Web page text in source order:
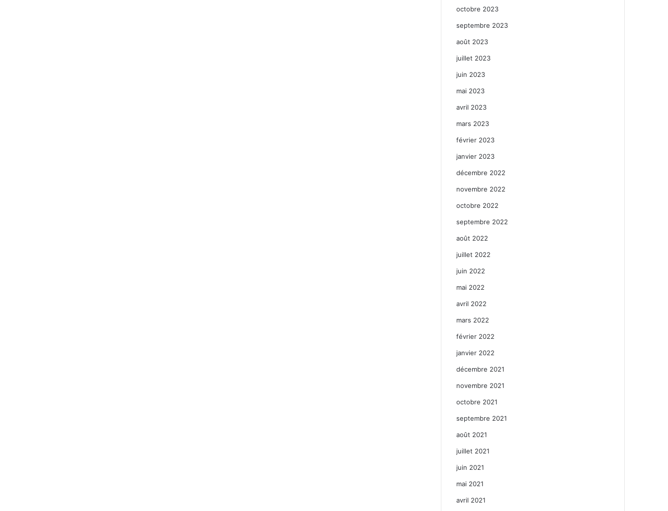
octobre 2023
septembre 2023
août 2023
juillet 2023
juin 2023
mai 2023
avril 2023
mars 2023
février 2023
janvier 2023
décembre 2022
novembre 2022
octobre 2022
septembre 2022
août 2022
juillet 2022
juin 2022
mai 2022
avril 2022
mars 2022
février 2022
janvier 2022
décembre 2021
novembre 2021
octobre 2021
septembre 2021
août 2021
juillet 2021
juin 2021
mai 2021
avril 2021